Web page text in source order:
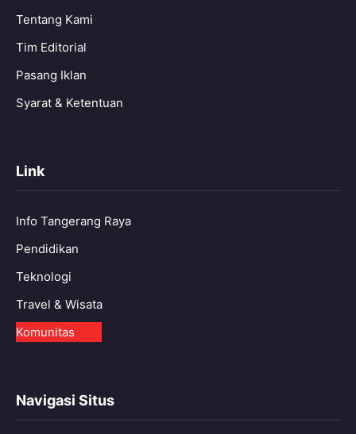
Tentang Kami
Tim Editorial
Pasang Iklan
Syarat & Ketentuan
Link
Info Tangerang Raya
Pendidikan
Teknologi
Travel & Wisata
Komunitas
Navigasi Situs